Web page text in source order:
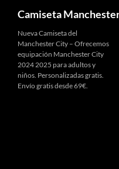
Camiseta
Nueva Camiseta del
Manchester City – Ofrecemos
equipación Manchester City
2024 2025 para adultos y
niños. Personalizadas gratis.
Envío gratis desde 69€.